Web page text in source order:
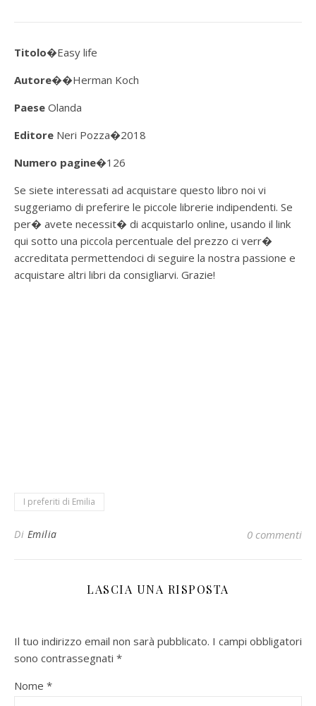
Titolo�Easy life
Autore��Herman Koch
Paese Olanda
Editore Neri Pozza�2018
Numero pagine�126
Se siete interessati ad acquistare questo libro noi vi
suggeriamo di preferire le piccole librerie indipendenti. Se
per� avete necessit� di acquistarlo online, usando il link
qui sotto una piccola percentuale del prezzo ci verr�
accreditata permettendoci di seguire la nostra passione e
acquistare altri libri da consigliarvi. Grazie!
I preferiti di Emilia
Di Emilia 0 commenti
LASCIA UNA RISPOSTA
Il tuo indirizzo email non sarà pubblicato. I campi obbligatori
sono contrassegnati *
Nome *